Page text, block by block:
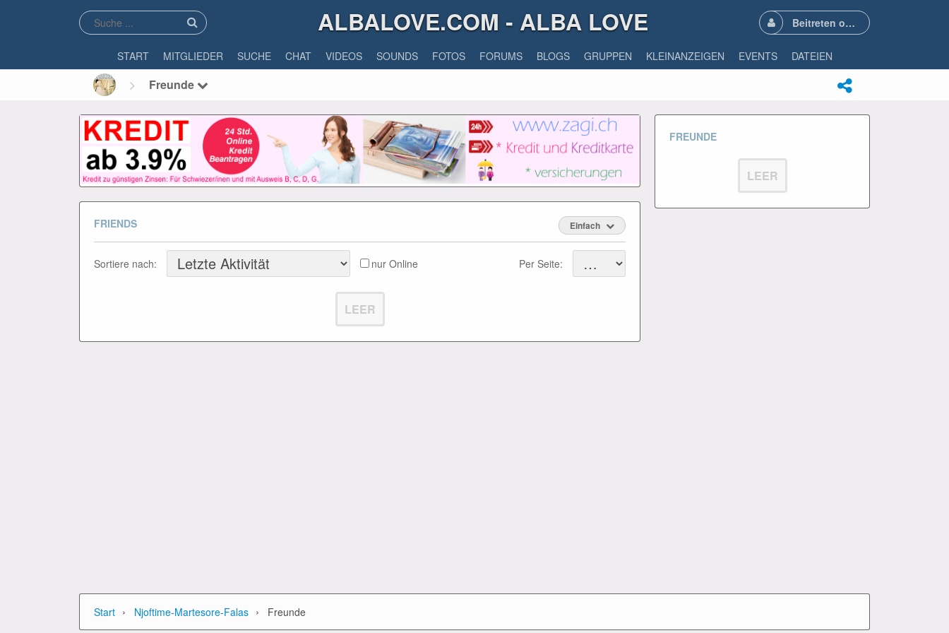
ALBALOVE.COM - ALBA LOVE Beitreten oder Anmelden
START MITGLIEDER SUCHE CHAT VIDEOS SOUNDS FOTOS FORUMS BLOGS GRUPPEN KLEINANZEIGEN EVENTS DATEIEN
Freunde
FRIENDS Einfach
Sortiere nach: nur Online Per Seite:
LEER
FREUNDE
LEER
Start › Njoftime-Martesore-Falas › Freunde